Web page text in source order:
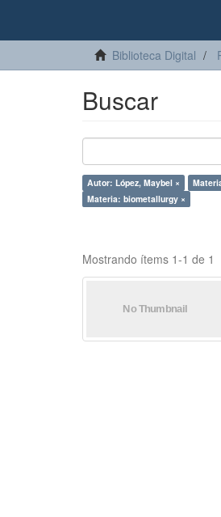
Biblioteca Digital
Buscar
Autor: López, Maybel ×
Materia: biometallurgy ×
Mostrando ítems 1-1 de 1